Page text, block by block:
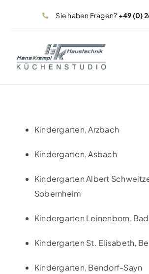
Sie haben Fragen? +49 (0)
Kindergarten, Arzbach
Kindergarten, Asbach
Kindergarten Albert
Sobernheim
Kindergarten Leinenborn,
Kindergarten St. Elisabeth,
Kindergarten, Bendorf-Sayn